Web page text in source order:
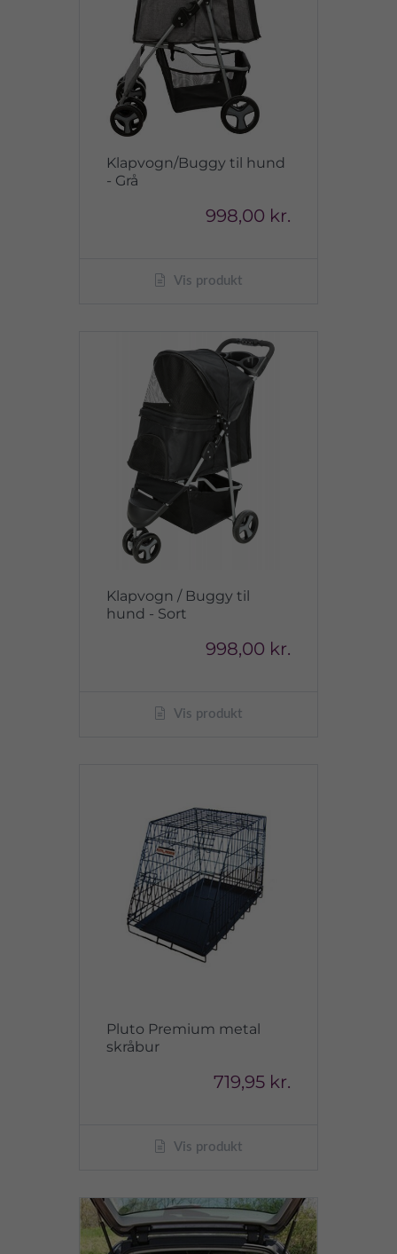
Klapvogn/Buggy til hund
- Grå
998,00 kr.
Vis produkt
Klapvogn / Buggy til
hund - Sort
998,00 kr.
Vis produkt
Pluto Premium metal
skråbur
719,95 kr.
Vis produkt